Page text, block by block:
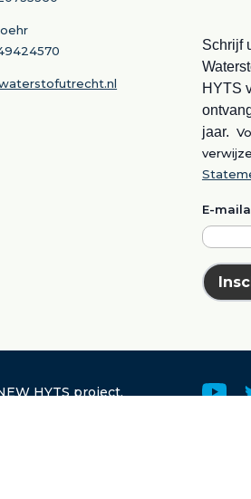
Schrijf
HYTS
jaar.
E-
HYTS project.